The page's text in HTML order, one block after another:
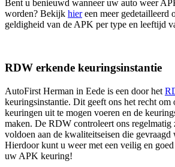
Bent u benieuwd wanneer uw auto weer
worden? Bekijk hiereen meer gedetailleerd
geldigheid van de APK per type en leeftijd
RDW erkende keuringsinstantie
AutoFirst Herman in Eede is een door het
keuringsinstantie. Dit geeft ons het recht
keuringen uit te mogen voeren en de
maken. De RDW controleert ons
voldoen aan de kwaliteitseisen die
Hierdoor kunt u weer met een veilig en
uw APK keuring!